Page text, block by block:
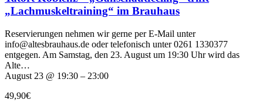
„Lachmuskeltraining“ im Brauhaus
Reservierungen nehmen wir gerne per E-Mail unter
info@altesbrauhaus.de oder telefonisch unter 0261 1330377
entgegen. Am Samstag, den 23. August um 19:30 Uhr wird das
Alte…
August 23 @ 19:30 – 23:00
49,90€